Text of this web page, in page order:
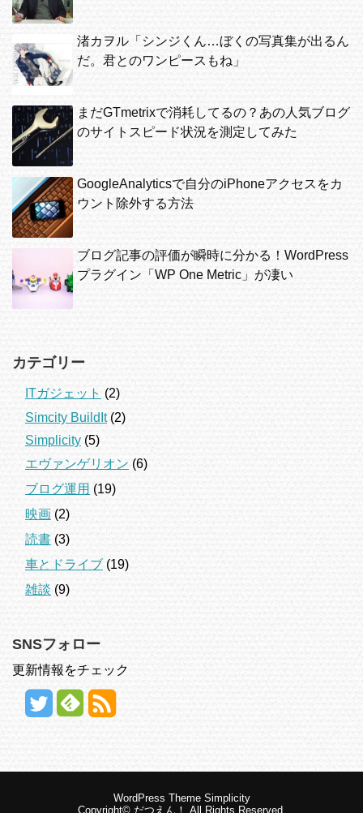
渚カヲル「シンジくん…ぼくの写真集が出るん
だ。君とのワンピースもね」
まだGTmetrixで消耗してるの？あの人気ブログ
のサイトスピード状況を測定してみた
GoogleAnalyticsで自分のiPhoneアクセスをカ
ウント除外する方法
ブログ記事の評価が瞬時に分かる！WordPress
プラグイン「WP One Metric」が凄い
カテゴリー
ITガジェット (2)
Simcity BuildIt(2)
Simplicity (5)
エヴァンゲリオン (6)
ブログ運用 (19)
映画 (2)
読書 (3)
車とドライブ(19)
雑談 (9)
SNSフォロー
更新情報をチェック
WordPress Theme Simplicity
Copyright© だつえん！ All Rights Reserved.